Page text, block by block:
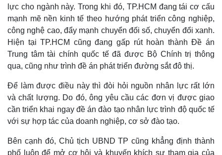
lực cho ngành này. Trong khi đó, TP.HCM đang tái cơ cấu
mạnh mẽ nền kinh tế theo hướng phát triển công nghiệp,
công nghệ cao, đẩy mạnh chuyển đối số, chuyển đổi xanh.
Hiện tại TP.HCM cũng đang gấp rút hoàn thành Đề án
Trung tâm tài chính quốc tế đã được Bộ Chính trị thông
qua, cũng như trình đề án phát triển đường sắt đô thị.
Để làm được điều này thì đòi hỏi nguồn nhân lực rất lớn
và chất lượng. Do đó, ông yêu cầu các đơn vị được giao
cần triển khai ngay đề án đào tạo nhân lực trình độ quốc tế
với sự hợp tác của doanh nghiệp, cơ sở đào tạo.
Bên cạnh đó, Chủ tịch UBND TP cũng khẳng định thành
phố luôn để mở cơ hội và khuyến khích sự tham gia của